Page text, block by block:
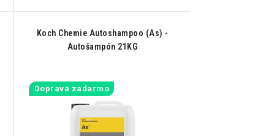
Koch Chemie Autoshampoo (As) -
Autošampón 21KG
Doprava zadarmo